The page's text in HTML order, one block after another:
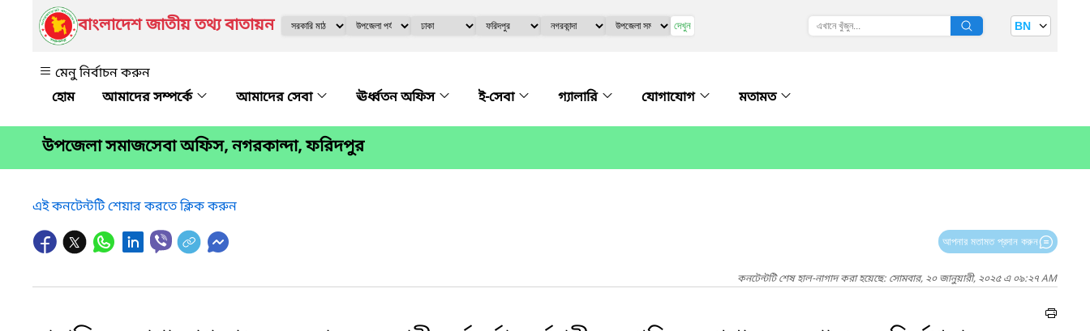
বাংলাদেশ জাতীয় তথ্য বাতায়ন দেখুন BN
মেনু নির্বাচন করুন
আমাদের সম্পর্কে
আমাদের সেবা ঊর্ধ্বতন অফিস ই-সেবা গ্যালারি যোগাযোগ মতামত
উপজেলা সমাজসেবা অফিস, নগরকান্দা, ফরিদপুর
এই কনটেন্টটি শেয়ার করতে ক্লিক করুন
আপনার মতামত প্রদান করুন
কনটেন্টটি শেষ হাল-নাগাদ করা হয়েছে: সোমবার, ২০ জানুয়ারী, ২০২৫ এ ০৯:২৭ AM